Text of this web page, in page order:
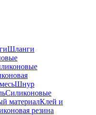
Шланги
Шнур
Силиконовые
материалКлей и
резина